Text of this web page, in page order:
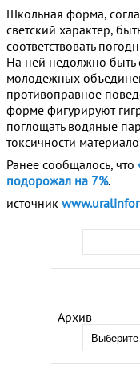
Архив
Школьная форма,
светский характер,
соответствовать
На ней недолжно
молодежных
противоправное
форме фигурируют
поглощать водяные
токсичности
Ранее сообщалось, что
подорожал на 7%.
источник